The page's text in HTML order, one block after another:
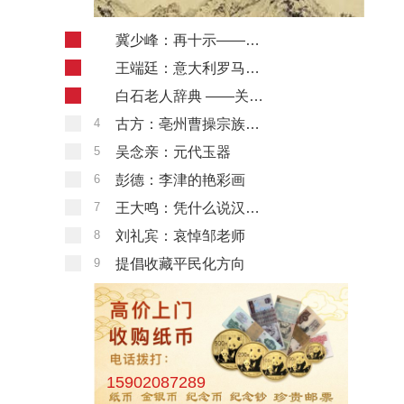
冀少峰：再十示——读丁乙的画
王端廷：意大利罗马四年展档案图书馆收藏管理和服务
白石老人辞典 ——关于一组旧照片的臆想
4 古方：亳州曹操宗族墓地出土玉器研究
5 吴念亲：元代玉器
6 彭德：李津的艳彩画
7 王大鸣：凭什么说汉代玉凳是赝品
8 刘礼宾：哀悼邹老师
9 提倡收藏平民化方向
15902087289